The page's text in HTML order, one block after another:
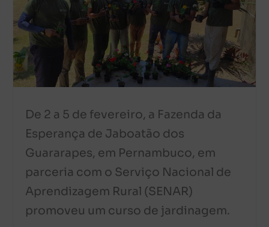
De 2 a 5 de fevereiro, a Fazenda da
Esperança de Jaboatão dos
Guararapes, em Pernambuco, em
parceria com o Serviço Nacional de
Aprendizagem Rural (SENAR)
promoveu um curso de jardinagem.